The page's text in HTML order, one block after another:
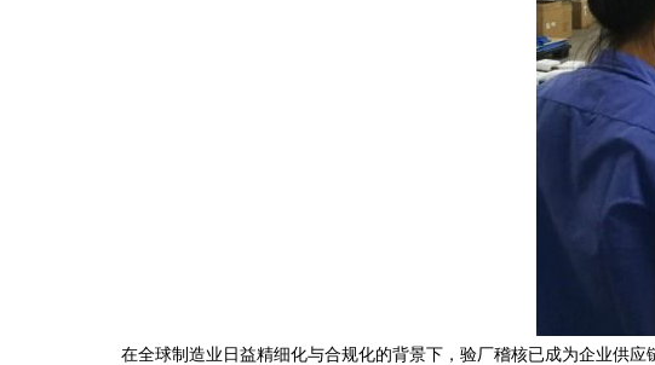
在全球制造业日益精细化与合规化的背景下，验厂稽核已成为企业供